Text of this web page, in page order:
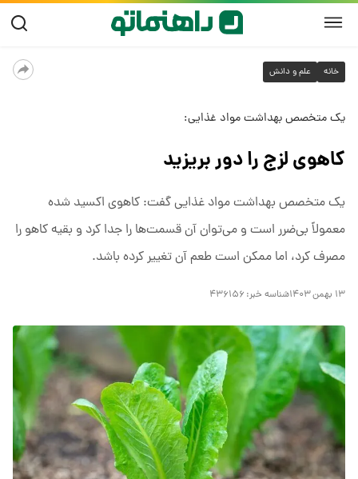
خانه علم و دانش
یک متخصص بهداشت مواد غذایی:
کاهوی لزج را دور بریزید
یک متخصص بهداشت مواد غذایی گفت: کاهوی اکسید شده
معمولاً بی‌ضرر است و می‌توان آن قسمت‌ها را جدا کرد و بقیه کاهو را
مصرف کرد، اما ممکن است طعم آن تغییر کرده باشد.
۱۳ بهمن ۱۴۰۳ شناسه خبر: ۴۳۶۱۵۶